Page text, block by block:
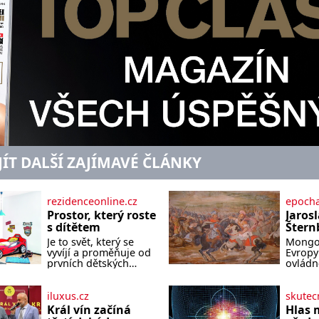
DALŠÍ ZAJÍMAVÉ ČLÁNKY
rezidenceonline.cz
Prostor, který roste
s dítětem
Je to svět, který se
vyvíjí a proměňuje od
prvních dětských
navržený pokoj
podporuje bezpečí,
Evropy
malé,
iluxus.cz
Král vín začíná Hlas